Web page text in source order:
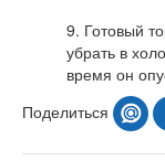
9. Готовый
убрать в
время он
Поделиться